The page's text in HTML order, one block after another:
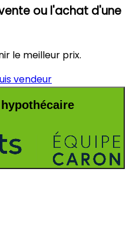
ou l'achat d'une
le meilleur prix.
vendeur